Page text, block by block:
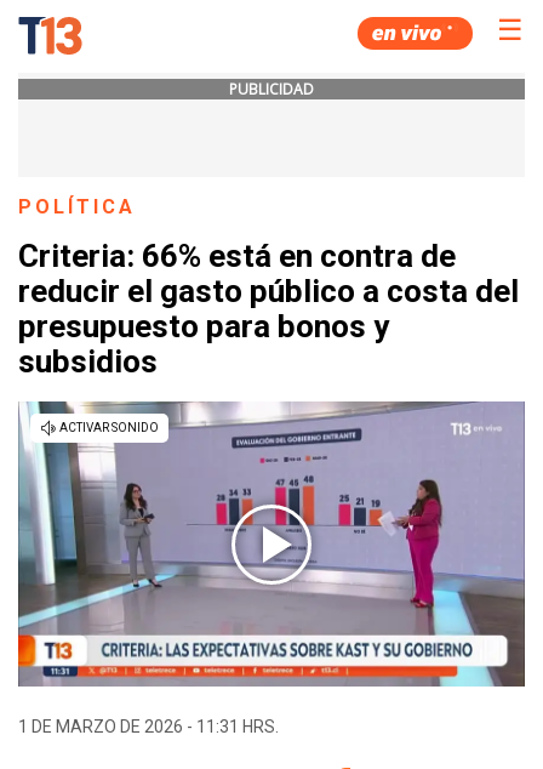
☰
PUBLICIDAD
POLÍTICA
Criteria: 66% está en contra de
reducir el gasto público a costa del
presupuesto para bonos y
subsidios
1 DE MARZO DE 2026 - 11:31 HRS.